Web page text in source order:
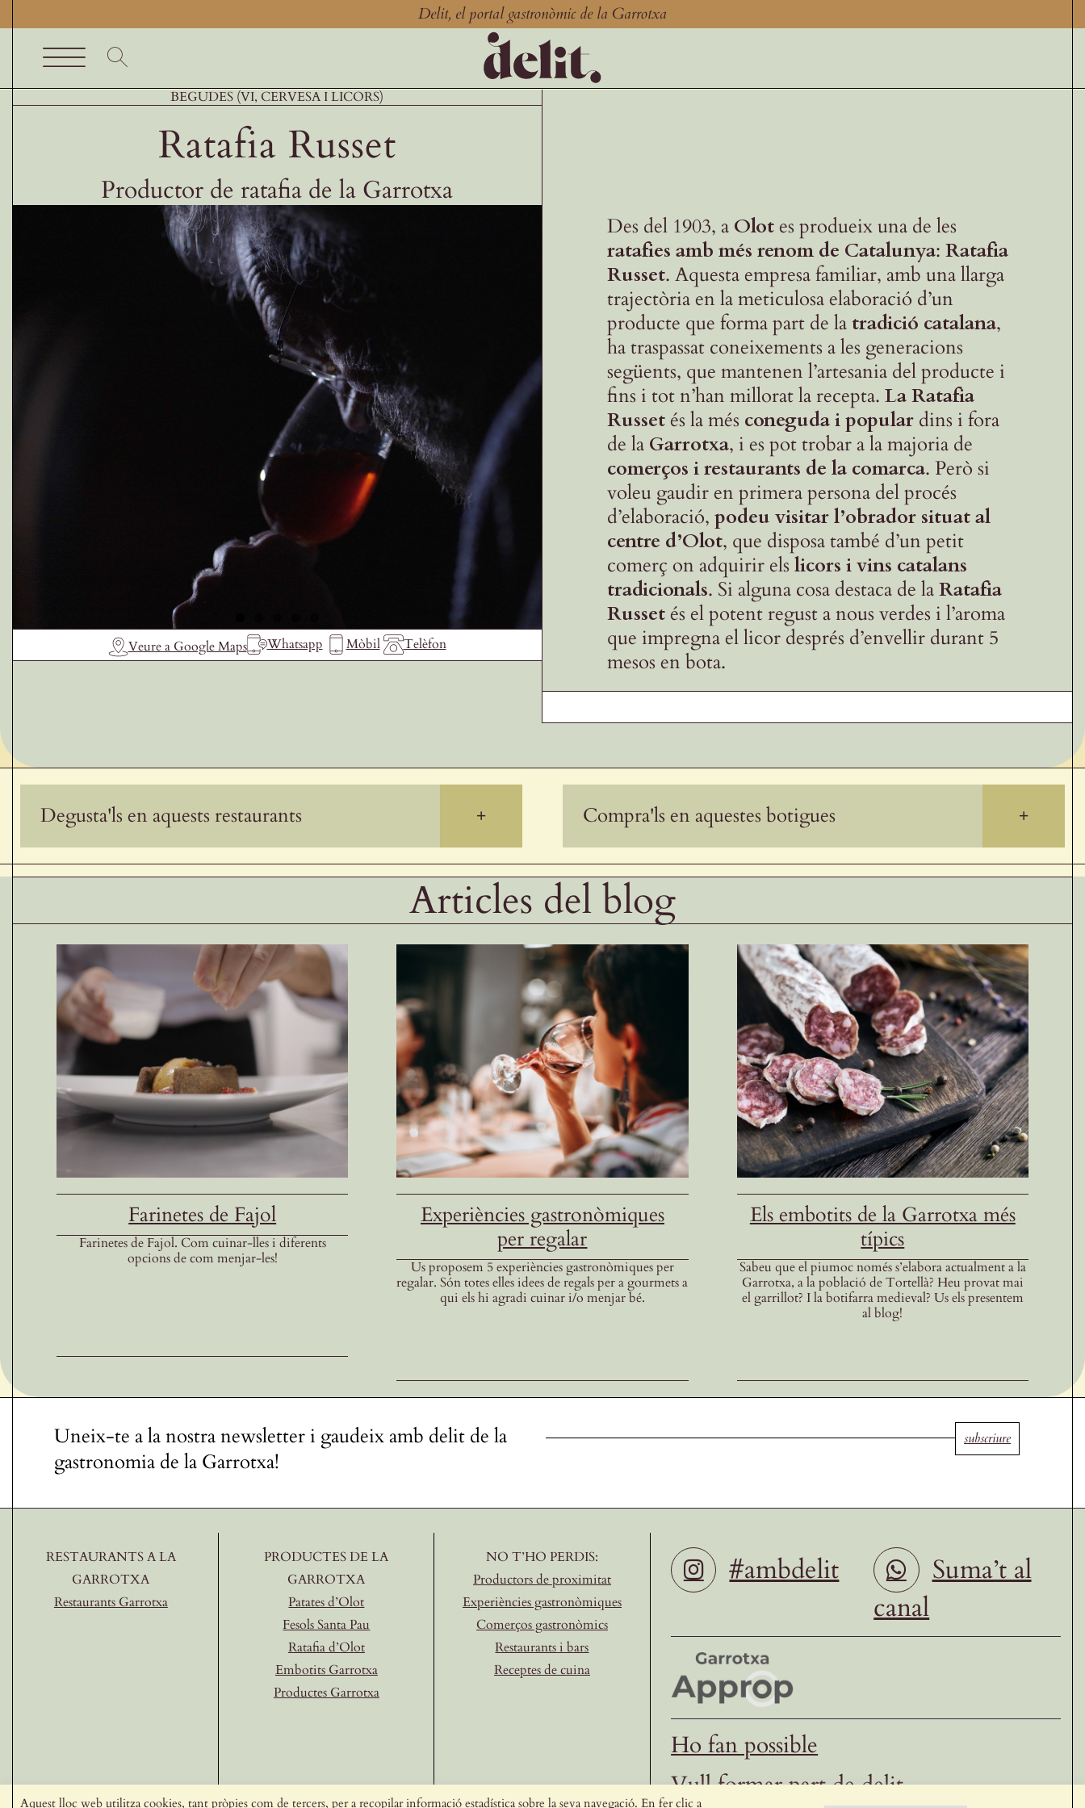
Delit, el portal gastronòmic de la Garrotxa
Toggle
Navigation
Productors
BEGUDES (VI, CERVESA I LICORS)
Ratafia Russet
Productor de ratafia de la Garrotxa
Veure a Google Maps Whatsapp Mòbil Telèfon
Des del 1903, a Olotes produeix una de les
ratafies amb més renom de Catalunya: Ratafia
Russet. Aquesta empresa familiar, amb una llarga
trajectòria en la meticulosa elaboració d’un
producte que forma part de la tradició catalana,
ha traspassat coneixements a les generacions
següents, que mantenen l’artesania del producte i
fins i tot n’han millorat la recepta. LaRatafia
Russetés la més coneguda i popular dins i fora
de la Garrotxa, i es pot trobar a la majoria de
comerços i restaurants de la comarca. Però si
voleu gaudir en primera persona del procés
d’elaboració, podeu visitar l’obrador situat al
centre d’Olot, que disposa també d’un petit
comerç on adquirir elslicors i vins catalans
tradicionals. Si alguna cosa destaca de laRatafia
Russetés el potent regust a nous verdes i l’aroma
que impregna el licor després d’envellir durant 5
mesos en bota.
Degusta'ls en aquests restaurants + Compra'ls en aquestes botigues +
Articles del blog
Farinetes de Fajol
Farinetes de Fajol. Com cuinar-lles i diferents
opcions de com menjar-les!
Experiències gastronòmiques
per regalar
Us proposem 5 experiències gastronòmiques per
regalar. Són totes elles idees de regals per a gourmets a
qui els hi agradi cuinar i/o menjar bé.
Els embotits de la Garrotxa més
típics
Sabeu que el piumoc només s’elabora actualment a la
Garrotxa, a la població de Tortellà? Heu provat mai
el garrillot? I la botifarra medieval? Us els presentem
al blog!
Uneix-te a la nostra newsletter i gaudeix amb delit de la
gastronomia de la Garrotxa!
subscriure
RESTAURANTS A LA
GARROTXA
Restaurants Garrotxa
PRODUCTES DE LA
GARROTXA
Patates d’Olot
Fesols Santa Pau
Ratafia d’Olot
Embotits Garrotxa
Productes Garrotxa
NO T’HO PERDIS:
Productors de proximitat
Experiències gastronòmiques
Comerços gastronòmics
Restaurants i bars
Receptes de cuina
#ambdelit
Suma’t al
canal
Ho fan possible
Vull formar part de delit
Aquest lloc web utilitza cookies, tant pròpies com de tercers, per a recopilar informació estadística sobre la seva navegació. En fer clic a